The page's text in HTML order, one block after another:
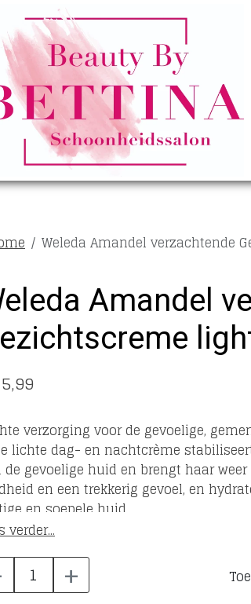
Weleda Amandel verzachtende
Amandel
verzorging voor de gevoelige,
lichte dag- en nachtcrème
huid en brengt haar weer tot rust . De crème vermindert
en een trekkerig gevoel, en
en soepele huid.
verder...
+